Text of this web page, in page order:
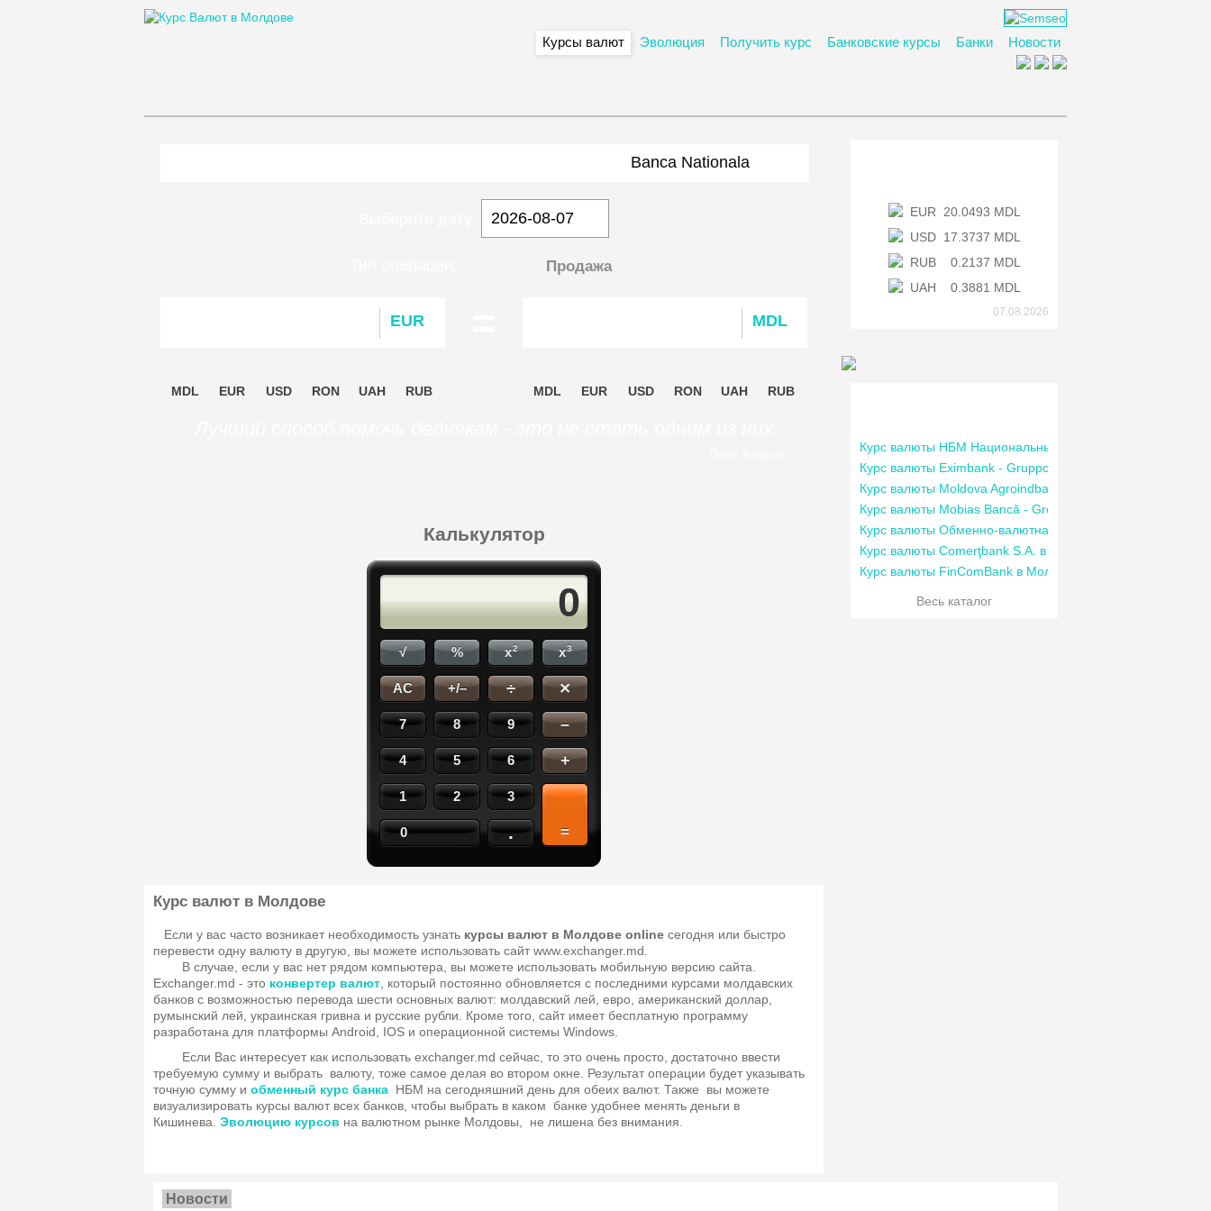
Курсы валют Эволюция Получить курс Банковские курсы Банки Новости
Banca Nationala
Продажа
EUR MDL
MDL EUR USD RON UAH RUB MDL EUR USD RON UAH RUB
Калькулятор
0
√ % x2 x3
AC +/– ÷ ×
7 8 9 –
4 5 6 +
1 2 3
=
0 .
Курс валют в Молдове
Если у вас часто возникает необходимость узнать курсы валют в Молдове online сегодня или быстро
перевести одну валюту в другую, вы можете использовать сайт www.exchanger.md.
В случае, если у вас нет рядом компьютера, вы можете использовать мобильную версию сайта.
Exchanger.md - это конвертер валют , который постоянно обновляется с последними курсами молдавских
банков с возможностью перевода шести основных валют: молдавский лей, евро, американский доллар,
румынский лей, украинская гривна и русские рубли. Кроме того, сайт имеет бесплатную программу
разработана для платформы Android, IOS и операционной системы Windows.
Если Вас интересует как использовать exchanger.md сейчас, то это очень просто, достаточно ввести
требуемую сумму и выбрать валюту, тоже самое делая во втором окне. Результат операции будет указывать
точную сумму и обменный курс банка НБМ на сегодняшний день для обеих валют. Также вы можете
визуализировать курсы валют всех банков, чтобы выбрать в каком банке удобнее менять деньги в
Кишинева. Эволюцию курсов на валютном рынке Молдовы, не лишена без внимания.
EUR
20.0493 MDL
USD 17.3737 MDL
RUB
0.2137 MDL
UAH
0.3881 MDL
07.08.2026
Курс валюты НБМ Национальный банк Молдовы
Курс валюты Eximbank - Gruppo Veneto Banca в Молдове
Курс валюты Moldova Agroindbank в Молдове
Курс валюты Mobias Bancă - Groupe Societe Generale
Курс валюты Обменно-валютная касса “Deghest”
Курс валюты Comerţbank S.A. в Молдове
Курс валюты FinComBank в Молдове
Весь каталог
Новости